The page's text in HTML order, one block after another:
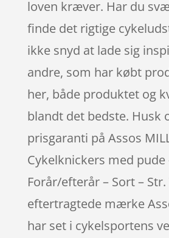
loven kræver. Har du
finde det rigtige
ikke snyd at lade sig
andre, som har købt
her, både produktet og
blandt det bedste. Husk
prisgaranti på Assos
Cykelknickers med pude
Forår/efterår – Sort –
eftertragtede mærke
har set i cykelsportens